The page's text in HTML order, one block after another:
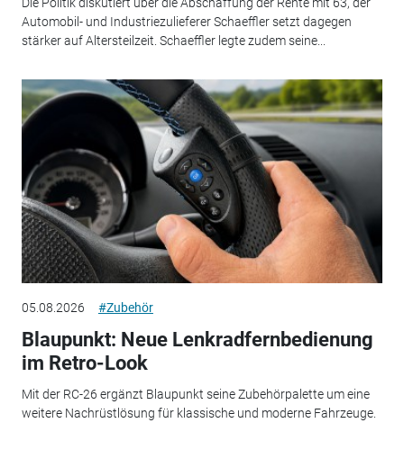
Automobil- und Industriezulieferer Schaeffler setzt dagegen
stärker auf Altersteilzeit. Schaeffler legte zudem seine...
05.08.2026 #Zubehör
Blaupunkt: Neue Lenkradfernbedienung
im Retro-Look
Mit der RC-26 ergänzt Blaupunkt seine Zubehörpalette um eine
weitere Nachrüstlösung für klassische und moderne Fahrzeuge.